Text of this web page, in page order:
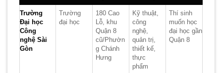
Trường
Đại học
Công
nghệ Sài
Gòn
Trường
đại học
180 Cao
Lỗ, khu
Quận 8
cũ/Phườn
g Chánh
Hưng
Kỹ thuật,
công
nghệ,
quản trị,
thiết kế,
thực
phẩm
Thí sinh
muốn học
đại học gần
Quận 8